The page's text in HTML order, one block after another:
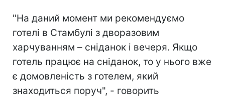
"На даний момент ми рекомендуємо
готелі в Стамбулі з дворазовим
харчуванням – сніданок і вечеря. Якщо
готель працює на сніданок, то у нього вже
є домовленість з готелем, який
знаходиться поруч", - говорить